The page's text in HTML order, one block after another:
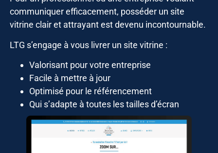
communiquer efficacement, posséder un site
vitrine clair et attrayant est devenu incontournable.
LTG s’engage à vous livrer un site vitrine :
Valorisant pour votre entreprise
Facile à mettre à jour
Optimisé pour le référencement
Qui s’adapte à toutes les tailles d’écran